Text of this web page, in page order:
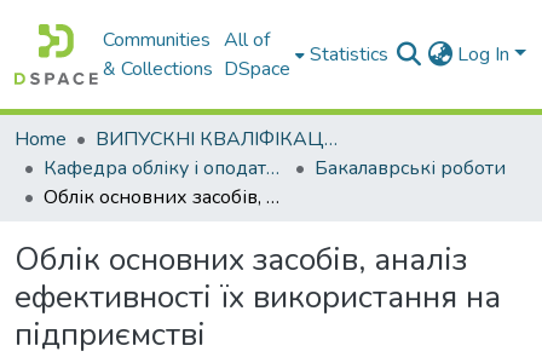
Communities
& Collections
All of
DSpace
Statistics Log In
Home
ВИПУСКНІ КВАЛІФІКАЦІЙНІ РОБОТИ
Кафедра обліку і оподаткування
Бакалаврські роботи
Облік основних засобів, аналіз ефективності їх використання на підприємстві
Облік основних засобів, аналіз
ефективності їх використання на
підприємстві